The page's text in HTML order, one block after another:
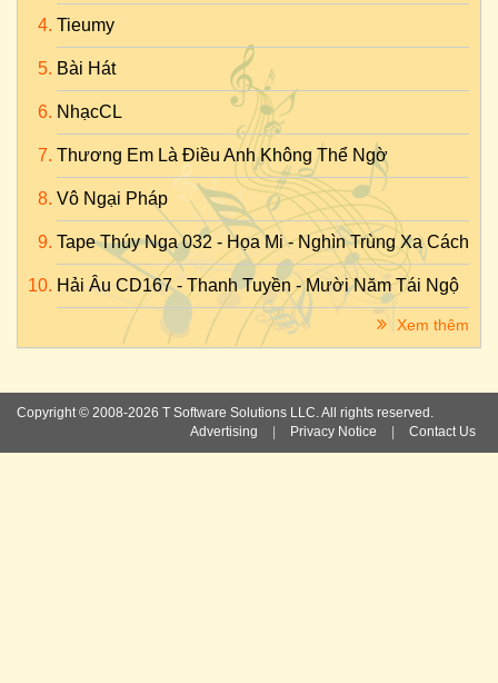
Tieumy
Bài Hát
NhạcCL
Thương Em Là Điều Anh Không Thể Ngờ
Vô Ngại Pháp
Tape Thúy Nga 032 - Họa Mi - Nghìn Trùng Xa Cách
Hải Âu CD167 - Thanh Tuyền - Mười Năm Tái Ngộ
Xem thêm
Copyright © 2008-2026 T Software Solutions LLC. All rights reserved.
Advertising
Privacy Notice Contact Us